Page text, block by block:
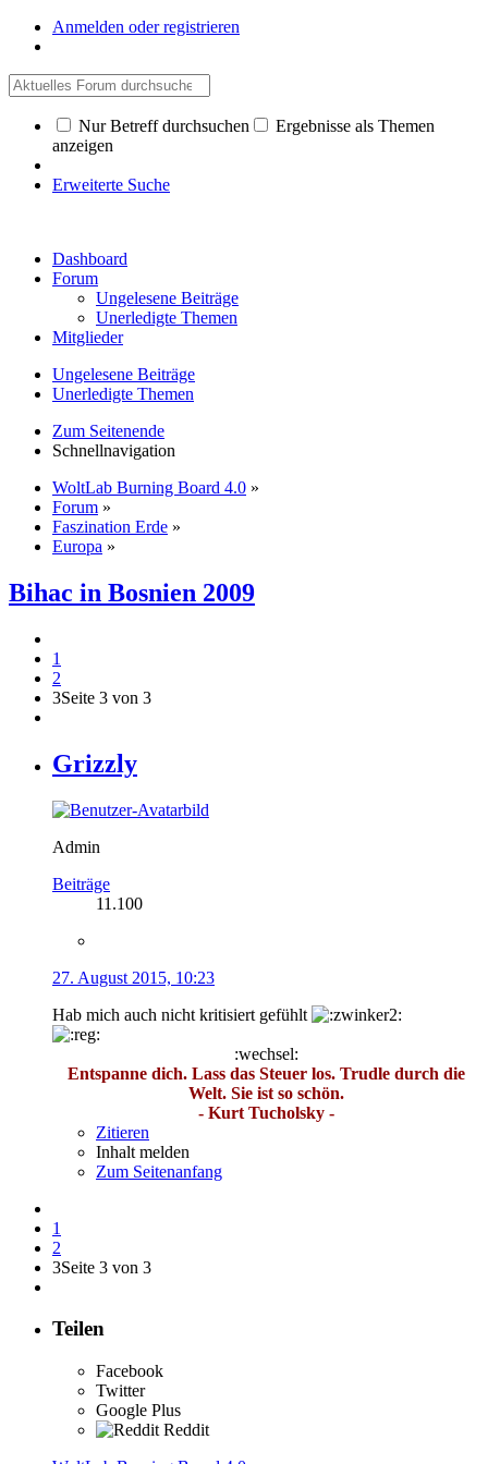
Anmelden oder registrieren
Nur Betreff durchsuchen
Ergebnisse als Themen
anzeigen
Erweiterte Suche
Dashboard
Forum
Ungelesene Beiträge
Unerledigte Themen
Mitglieder
Ungelesene Beiträge
Unerledigte Themen
Zum Seitenende
Schnellnavigation
WoltLab Burning Board 4.0 »
Forum »
Faszination Erde »
Europa »
Bihac in Bosnien 2009
1
2
3Seite 3 von 3
Grizzly
Admin
Beiträge
11.100
27. August 2015, 10:23
Hab mich auch nicht kritisiert gefühlt
:wechsel:
Entspanne dich. Lass das Steuer los. Trudle durch die
Welt. Sie ist so schön.
- Kurt Tucholsky -
Zitieren
Inhalt melden
Zum Seitenanfang
1
2
3Seite 3 von 3
Teilen
Facebook
Twitter
Google Plus
Reddit